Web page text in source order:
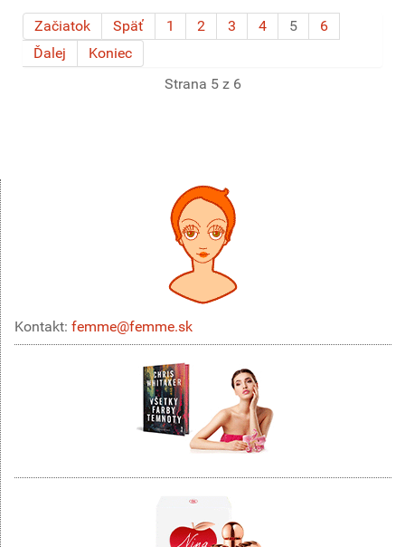
Začiatok Späť 1 2 3 4 5
6
Ďalej
Koniec
Strana 5 z 6
Kontakt: femme@femme.sk